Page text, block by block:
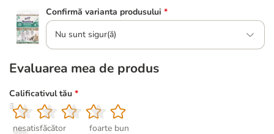
Confirmă varianta produsului *
Nu sunt sigur(ă)
Evaluarea mea de produs
Calificativul tău *
1
nesatisfăcător
2
3
4
5
foarte bun